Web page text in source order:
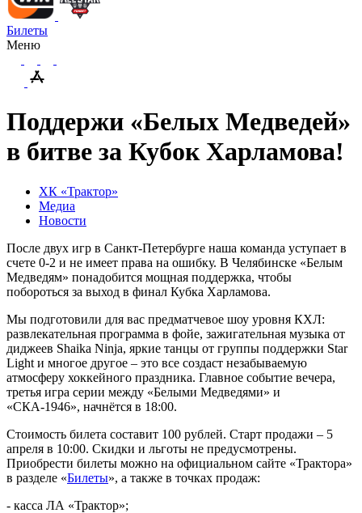
Билеты
Меню
Поддержи «Белых Медведей»
в битве за Кубок Харламова!
ХК «Трактор»
Медиа
Новости
После двух игр в Санкт-Петербурге наша команда уступает в
счете 0-2 и не имеет права на ошибку. В Челябинске «Белым
Медведям» понадобится мощная поддержка, чтобы
побороться за выход в финал Кубка Харламова.
Мы подготовили для вас предматчевое шоу уровня КХЛ:
развлекательная программа в фойе, зажигательная музыка от
диджеев Shaika Ninja, яркие танцы от группы поддержки Star
Light и многое другое – это все создаст незабываемую
атмосферу хоккейного праздника. Главное событие вечера,
третья игра серии между «Белыми Медведями» и
«СКА-1946», начнётся в 18:00.
Стоимость билета составит 100 рублей. Старт продажи – 5
апреля в 10:00. Скидки и льготы не предусмотрены.
Приобрести билеты можно на официальном сайте «Трактора»
в разделе «Билеты», а также в точках продаж:
- касса ЛА «Трактор»;